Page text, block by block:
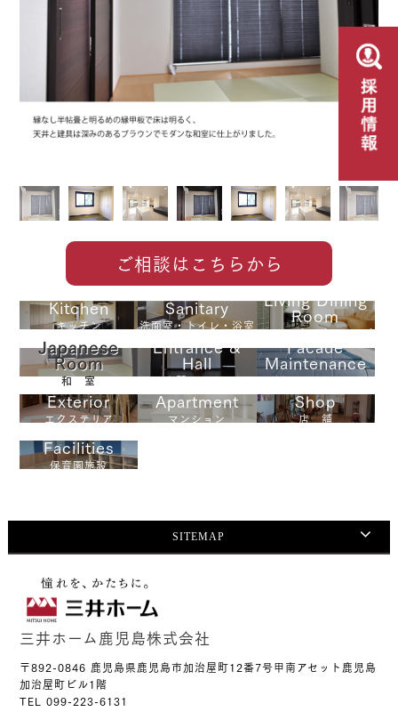
ご相談はこちらから
Kitchen
キッチン
Sanitary
洗面室・トイレ・浴室
Living Dining
Room
リビング・ダイニング
Japanese
Room
和 室
Entrance &
Hall
玄関&ホール
Facade
Maintenance
外観メンテナンス
Exterior
エクステリア
Apartment
マンション
Shop
店 舗
Facilities
保育園施設
SITEMAP
三井ホーム鹿児島株式会社
〒892-0846 鹿児島県鹿児島市加治屋町12番7号甲南アセット鹿児島
加治屋町ビル1階
TEL 099-223-6131